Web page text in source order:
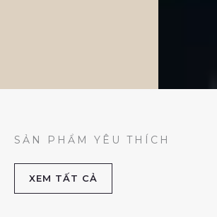
SẢN PHẨM YÊU THÍCH
XEM TẤT CẢ